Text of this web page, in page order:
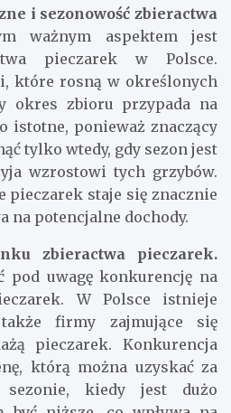
i sezonowość zbieractwa
ważnym aspektem jest
pieczarek w Polsce.
które rosną w określonych
okres zbioru przypada na
istotne, ponieważ znaczący
tylko wtedy, gdy sezon jest
wzrostowi tych grzybów.
staje się znacznie
na potencjalne dochody.
zbieractwa pieczarek.
pod uwagę konkurencję na
W Polsce istnieje
firmy zajmujące się
pieczarek. Konkurencja
którą można uzyskać za